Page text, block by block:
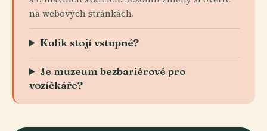
na webových stránkách.
Kolik stojí vstupné?
Je muzeum bezbariérové pro
vozíčkáře?